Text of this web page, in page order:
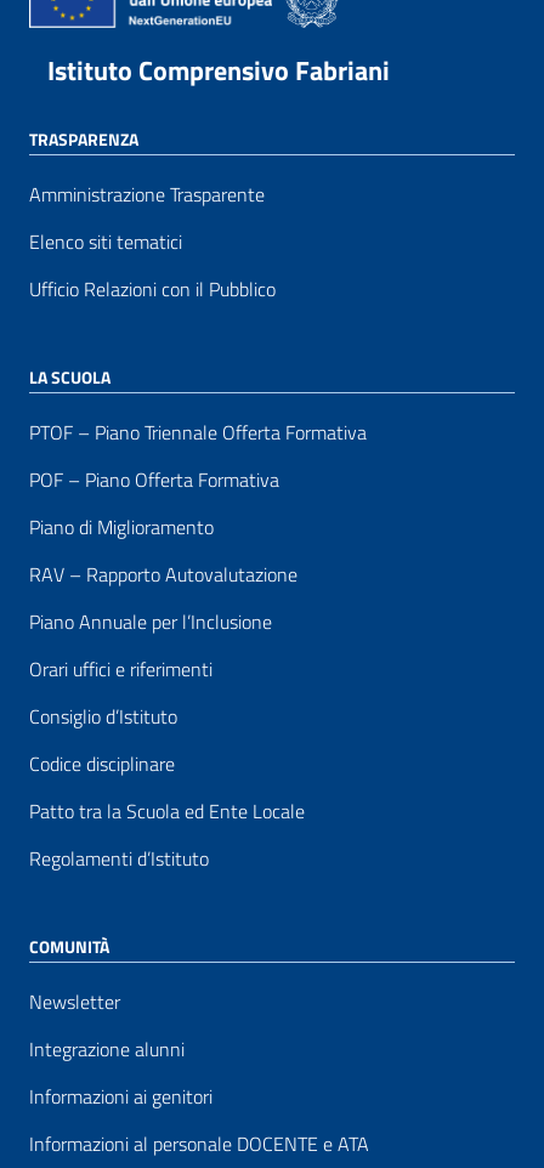
Istituto Comprensivo Fabriani
TRASPARENZA
Amministrazione Trasparente
Elenco siti tematici
Ufficio Relazioni con il Pubblico
LA SCUOLA
PTOF – Piano Triennale Offerta Formativa
POF – Piano Offerta Formativa
Piano di Miglioramento
RAV – Rapporto Autovalutazione
Piano Annuale per l’Inclusione
Orari uffici e riferimenti
Consiglio d’Istituto
Codice disciplinare
Patto tra la Scuola ed Ente Locale
Regolamenti d’Istituto
COMUNITÀ
Newsletter
Integrazione alunni
Informazioni ai genitori
Informazioni al personale DOCENTE e ATA